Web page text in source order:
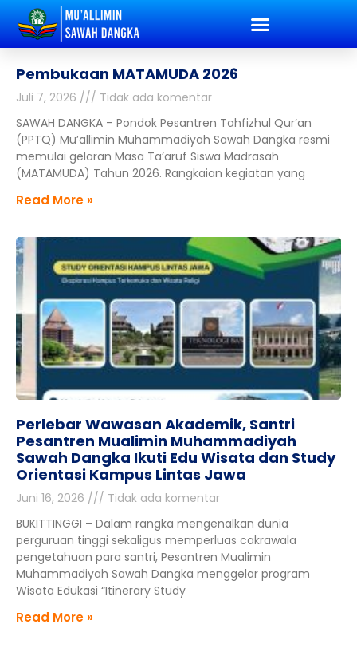
Pembukaan MATAMUDA 2026
Juli 7, 2026
Tidak ada komentar
SAWAH DANGKA – Pondok Pesantren Tahfizhul Qur’an
(PPTQ) Mu’allimin Muhammadiyah Sawah Dangka resmi
memulai gelaran Masa Ta’aruf Siswa Madrasah
(MATAMUDA) Tahun 2026. Rangkaian kegiatan yang
Read More »
Perlebar Wawasan Akademik, Santri
Pesantren Mualimin Muhammadiyah
Sawah Dangka Ikuti Edu Wisata dan Study
Orientasi Kampus Lintas Jawa
Juni 16, 2026
Tidak ada komentar
BUKITTINGGI – Dalam rangka mengenalkan dunia
perguruan tinggi sekaligus memperluas cakrawala
pengetahuan para santri, Pesantren Mualimin
Muhammadiyah Sawah Dangka menggelar program
Wisata Edukasi “Itinerary Study
Read More »